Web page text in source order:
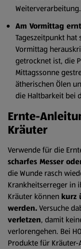
Weiterverarbeitung.
Am Vormittag
Tageszeitpunkt
Vormittag
getrocknet ist, die
Mittagssonne
ätherischen Ölen
die Haltbarkeit bei
Ernte-
Kräuter
Verwende für die
scharfes Messer
die Wunde rasch
Krankheitserreger in
Kräuter können kurz
werden.Versuche
verletzen, damit
verlorengehen. Bei
Produkte für